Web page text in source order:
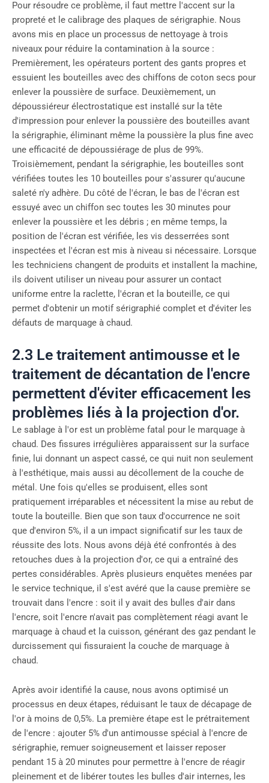
Pour résoudre ce problème, il faut mettre l'accent sur la
propreté et le calibrage des plaques de sérigraphie. Nous
avons mis en place un processus de nettoyage à trois
niveaux pour réduire la contamination à la source :
Premièrement, les opérateurs portent des gants propres et
essuient les bouteilles avec des chiffons de coton secs pour
enlever la poussière de surface. Deuxièmement, un
dépoussiéreur électrostatique est installé sur la tête
d'impression pour enlever la poussière des bouteilles avant
la sérigraphie, éliminant même la poussière la plus fine avec
une efficacité de dépoussiérage de plus de 99%.
Troisièmement, pendant la sérigraphie, les bouteilles sont
vérifiées toutes les 10 bouteilles pour s'assurer qu'aucune
saleté n'y adhère. Du côté de l'écran, le bas de l'écran est
essuyé avec un chiffon sec toutes les 30 minutes pour
enlever la poussière et les débris ; en même temps, la
position de l'écran est vérifiée, les vis desserrées sont
inspectées et l'écran est mis à niveau si nécessaire. Lorsque
les techniciens changent de produits et installent la machine,
ils doivent utiliser un niveau pour assurer un contact
uniforme entre la raclette, l'écran et la bouteille, ce qui
permet d'obtenir un motif sérigraphié complet et d'éviter les
défauts de marquage à chaud.
2.3 Le traitement antimousse et le
traitement de décantation de l'encre
permettent d'éviter efficacement les
problèmes liés à la projection d'or.
Le sablage à l'or est un problème fatal pour le marquage à
chaud. Des fissures irrégulières apparaissent sur la surface
finie, lui donnant un aspect cassé, ce qui nuit non seulement
à l'esthétique, mais aussi au décollement de la couche de
métal. Une fois qu'elles se produisent, elles sont
pratiquement irréparables et nécessitent la mise au rebut de
toute la bouteille. Bien que son taux d'occurrence ne soit
que d'environ 5%, il a un impact significatif sur les taux de
réussite des lots. Nous avons déjà été confrontés à des
retouches dues à la projection d'or, ce qui a entraîné des
pertes considérables. Après plusieurs enquêtes menées par
le service technique, il s'est avéré que la cause première se
trouvait dans l'encre : soit il y avait des bulles d'air dans
l'encre, soit l'encre n'avait pas complètement réagi avant le
marquage à chaud et la cuisson, générant des gaz pendant le
durcissement qui fissuraient la couche de marquage à
chaud.
Après avoir identifié la cause, nous avons optimisé un
processus en deux étapes, réduisant le taux de décapage de
l'or à moins de 0,5%. La première étape est le prétraitement
de l'encre : ajouter 5% d'un antimousse spécial à l'encre de
sérigraphie, remuer soigneusement et laisser reposer
pendant 15 à 20 minutes pour permettre à l'encre de réagir
pleinement et de libérer toutes les bulles d'air internes, les